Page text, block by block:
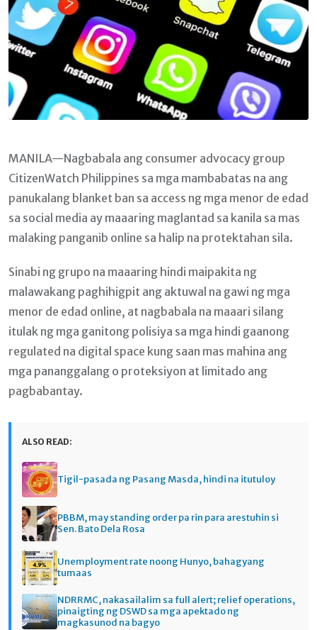
MANILA—Nagbabala ang consumer advocacy group
CitizenWatch Philippines sa mga mambabatas na ang
panukalang blanket ban sa access ng mga menor de edad
sa social media ay maaaring maglantad sa kanila sa mas
malaking panganib online sa halip na protektahan sila.
Sinabi ng grupo na maaaring hindi maipakita ng
malawakang paghihigpit ang aktuwal na gawi ng mga
menor de edad online, at nagbabala na maaari silang
itulak ng mga ganitong polisiya sa mga hindi gaanong
regulated na digital space kung saan mas mahina ang
mga pananggalang o proteksiyon at limitado ang
pagbabantay.
ALSO READ:
Tigil-pasada ng Pasang Masda, hindi na itutuloy
PBBM, may standing order pa rin para arestuhin si
Sen. Bato Dela Rosa
Unemployment rate noong Hunyo, bahagyang
tumaas
NDRRMC, nakasailalim sa full alert; relief operations,
pinaigting ng DSWD sa mga apektado ng
magkasunod na bagyo